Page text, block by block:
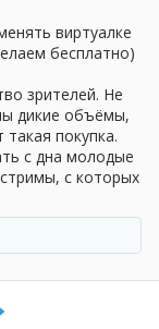
виртуалке
бесплатно)
зрителей. Не
дикие объёмы,
покупка.
с дна молодые
с которых